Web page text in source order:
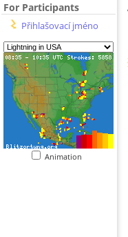
For Participants
Přihlašovací jméno
Animation